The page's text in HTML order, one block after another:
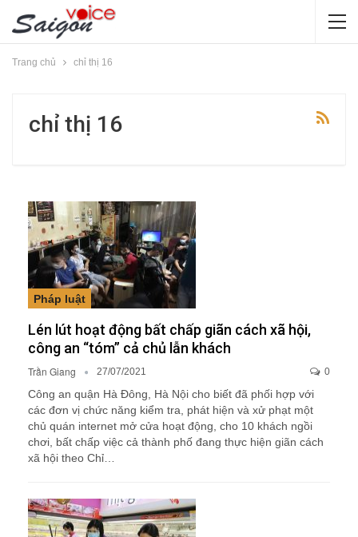
Trang chủ chỉ thị 16
chỉ thị 16
Pháp luật
Lén lút hoạt động bất chấp giãn cách xã hội,
công an “tóm” cả chủ lẫn khách
Trần Giang 27/07/2021 0
Công an quận Hà Đông, Hà Nội cho biết đã phối hợp với
các đơn vị chức năng kiểm tra, phát hiện và xử phạt một
chủ quán internet mở cửa hoạt động, cho 10 khách ngồi
chơi, bất chấp việc cả thành phố đang thực hiện giãn cách
xã hội theo Chỉ…